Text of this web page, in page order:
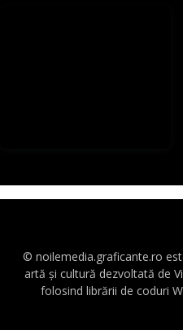
© noilemedia.graficante.ro
artă și cultură dezvoltată de
folosind librării de coduri